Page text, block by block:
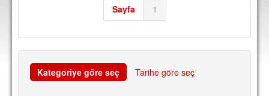
BİLETLER
LİSANSLI ÜRÜNLER
Sayfa 1
Kategoriye göre seç Tarihe göre seç